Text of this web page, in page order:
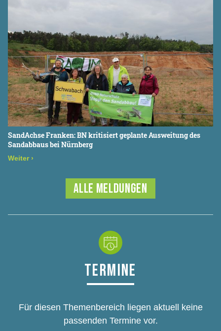
SandAchse Franken: BN kritisiert geplante Ausweitung des
Sandabbaus bei Nürnberg
Weiter ›
ALLE MELDUNGEN
TERMINE
Für diesen Themenbereich liegen aktuell keine
passenden Termine vor.